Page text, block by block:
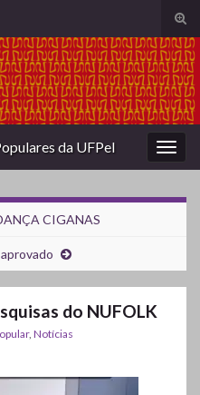
de
da UFPel
CIGANAS
do NUFOLK
, Notícias